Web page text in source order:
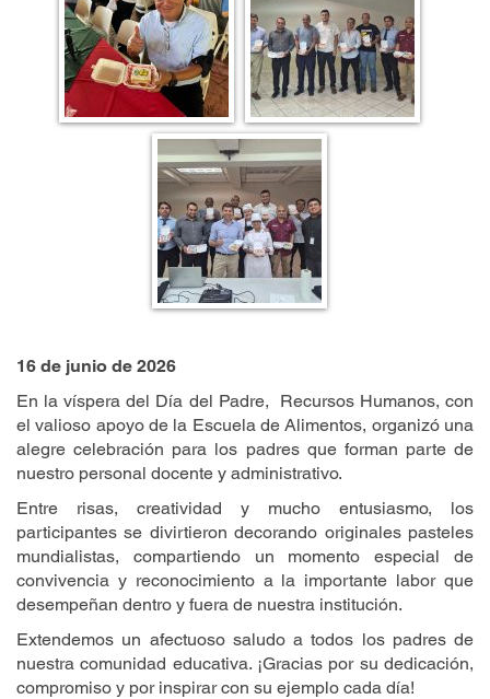
16 de junio de 2026
En la víspera del Día del Padre, Recursos Humanos, con
el valioso apoyo de la Escuela de Alimentos, organizó una
alegre celebración para los padres que forman parte de
nuestro personal docente y administrativo.
Entre risas, creatividad y mucho entusiasmo, los
participantes se divirtieron decorando originales pasteles
mundialistas, compartiendo un momento especial de
convivencia y reconocimiento a la importante labor que
desempeñan dentro y fuera de nuestra institución.
Extendemos un afectuoso saludo a todos los padres de
nuestra comunidad educativa. ¡Gracias por su dedicación,
compromiso y por inspirar con su ejemplo cada día!